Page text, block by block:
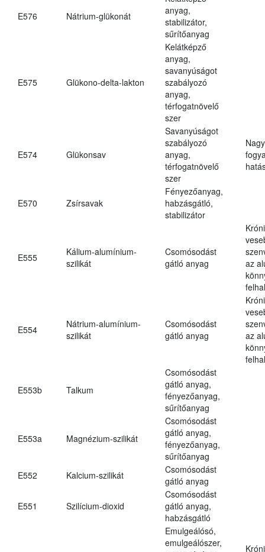
E576 Nátrium-glükonát
anyag,
stabilizátor,
sűrítőanyag
E575 Glükono-delta-lakton
Kelátképző
anyag,
savanyúságot
szabályozó
anyag,
térfogatnövelő
szer
E574 Glükonsav
Savanyúságot
szabályozó
anyag,
térfogatnövelő
szer
E570 Zsírsavak
Fényezőanyag,
habzásgátló,
stabilizátor
E555
Kálium-alumínium-
szilikát
Csomósodást
gátló anyag
az
E554
Nátrium-alumínium-
szilikát
Csomósodást
gátló anyag
az
E553b Talkum
Csomósodást
gátló anyag,
fényezőanyag,
sűrítőanyag
E553a Magnézium-szilikát
Csomósodást
gátló anyag,
fényezőanyag,
sűrítőanyag
E552
Kalcium-szilikát
Csomósodást
gátló anyag
E551 Szilícium-dioxid
Csomósodást
gátló anyag,
habzásgátló
Emulgeálósó,
emulgeálószer,